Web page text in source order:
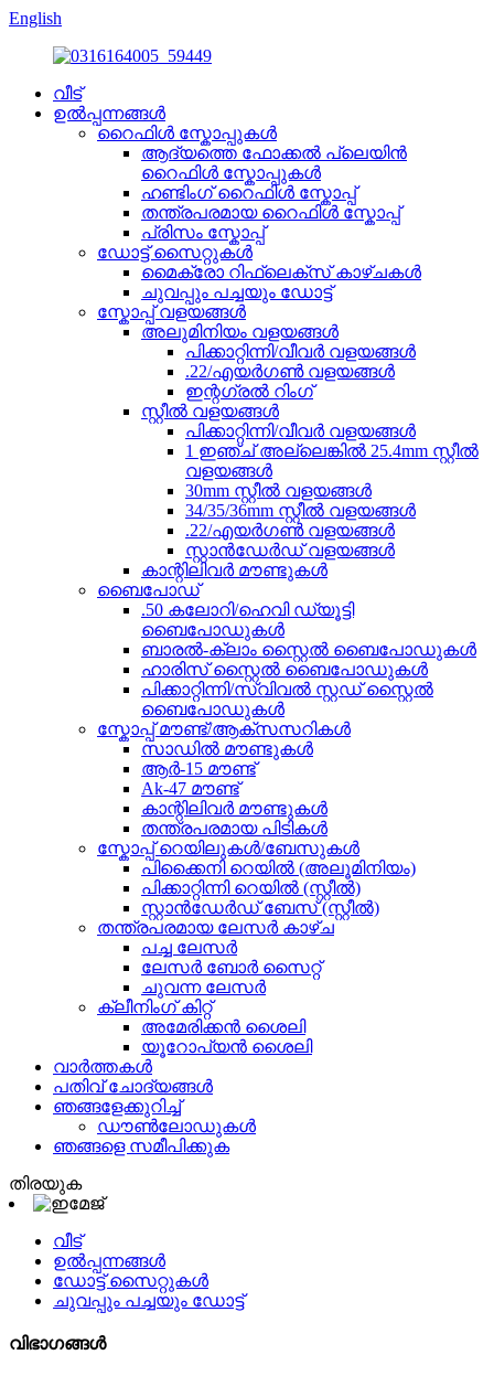
English
വീട്
ഉൽപ്പന്നങ്ങൾ
റൈഫിൾ സ്കോപ്പുകൾ
ആദ്യത്തെ ഫോക്കൽ പ്ലെയിൻ
റൈഫിൾ സ്കോപ്പുകൾ
ഹണ്ടിംഗ് റൈഫിൾ സ്കോപ്പ്
തന്ത്രപരമായ റൈഫിൾ സ്കോപ്പ്
പ്രിസം സ്കോപ്പ്
ഡോട്ട് സൈറ്റുകൾ
മൈക്രോ റിഫ്ലെക്സ് കാഴ്ചകൾ
ചുവപ്പും പച്ചയും ഡോട്ട്
സ്കോപ്പ് വളയങ്ങൾ
അലുമിനിയം വളയങ്ങൾ
പിക്കാറ്റിന്നി/വീവർ വളയങ്ങൾ
.22/എയർഗൺ വളയങ്ങൾ
ഇന്റഗ്രൽ റിംഗ്
സ്റ്റീൽ വളയങ്ങൾ
പിക്കാറ്റിന്നി/വീവർ വളയങ്ങൾ
1 ഇഞ്ച് അല്ലെങ്കിൽ 25.4mm സ്റ്റീൽ
വളയങ്ങൾ
30mm സ്റ്റീൽ വളയങ്ങൾ
34/35/36mm സ്റ്റീൽ വളയങ്ങൾ
.22/എയർഗൺ വളയങ്ങൾ
സ്റ്റാൻഡേർഡ് വളയങ്ങൾ
കാന്റിലിവർ മൗണ്ടുകൾ
ബൈപോഡ്
.50 കലോറി/ഹെവി ഡ്യൂട്ടി
ബൈപോഡുകൾ
ബാരൽ-ക്ലാം സ്റ്റൈൽ ബൈപോഡുകൾ
ഹാരിസ് സ്റ്റൈൽ ബൈപോഡുകൾ
പിക്കാറ്റിന്നി/സ്വിവൽ സ്റ്റഡ് സ്റ്റൈൽ
ബൈപോഡുകൾ
സ്കോപ്പ് മൗണ്ട്/ആക്സസറികൾ
സാഡിൽ മൗണ്ടുകൾ
ആർ-15 മൗണ്ട്
Ak-47 മൗണ്ട്
കാന്റിലിവർ മൗണ്ടുകൾ
തന്ത്രപരമായ പിടികൾ
സ്കോപ്പ് റെയിലുകൾ/ബേസുകൾ
പിക്കൈനി റെയിൽ (അലൂമിനിയം)
പിക്കാറ്റിന്നി റെയിൽ (സ്റ്റീൽ)
സ്റ്റാൻഡേർഡ് ബേസ് (സ്റ്റീൽ)
തന്ത്രപരമായ ലേസർ കാഴ്ച
പച്ച ലേസർ
ലേസർ ബോർ സൈറ്റ്
ചുവന്ന ലേസർ
ക്ലീനിംഗ് കിറ്റ്
അമേരിക്കൻ ശൈലി
യൂറോപ്യൻ ശൈലി
വാർത്തകൾ
പതിവ് ചോദ്യങ്ങൾ
ഞങ്ങളേക്കുറിച്ച്
ഡൗണ്‍ലോഡുകൾ
ഞങ്ങളെ സമീപിക്കുക
തിരയുക
വീട്
ഉൽപ്പന്നങ്ങൾ
ഡോട്ട് സൈറ്റുകൾ
ചുവപ്പും പച്ചയും ഡോട്ട്
വിഭാഗങ്ങൾ